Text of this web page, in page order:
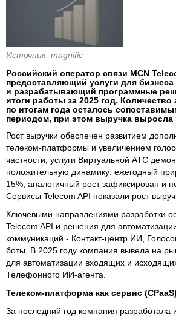
Источник: magnific
Российский оператор связи MCN
предоставляющий услуги для бизнеса
и разрабатывающий программные
итоги работы за 2025 год. Количество
по итогам года осталось
периодом, при этом выручка выросла
Рост выручки обеспечен развитием
телеком-платформы и увеличением
частности, услуги Виртуальной АТС
положительную динамику: ежегодный
15%, аналогичный рост зафиксирован и
Сервисы Telecom API показали рост
Ключевыми направлениями разработки
Telecom API и решения для
коммуникаций - Контакт-центр ИИ,
боты. В 2025 году компания вывела на
для автоматизации входящих и
Телефонного ИИ-агента.
Телеком-платформа как сервис (CPaaS)
За последний год компания разработала